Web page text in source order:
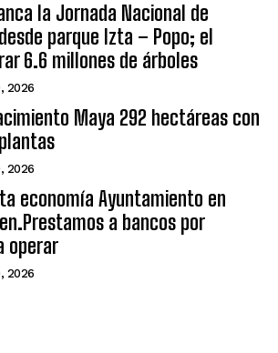
la Jornada Nacional de
parque Izta – Popo; el
6.6 millones de árboles
2026
Maya 292 hectáreas con
2026
economía Ayuntamiento en
a bancos por
operar
2026